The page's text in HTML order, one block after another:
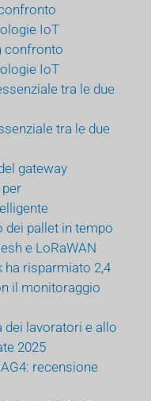
IoT
confronto
IoT
tra le due
tra le due
gateway
pallet in tempo
e LoRaWAN
ha risparmiato 2,4
il monitoraggio
dei lavoratori e allo
2025
recensione